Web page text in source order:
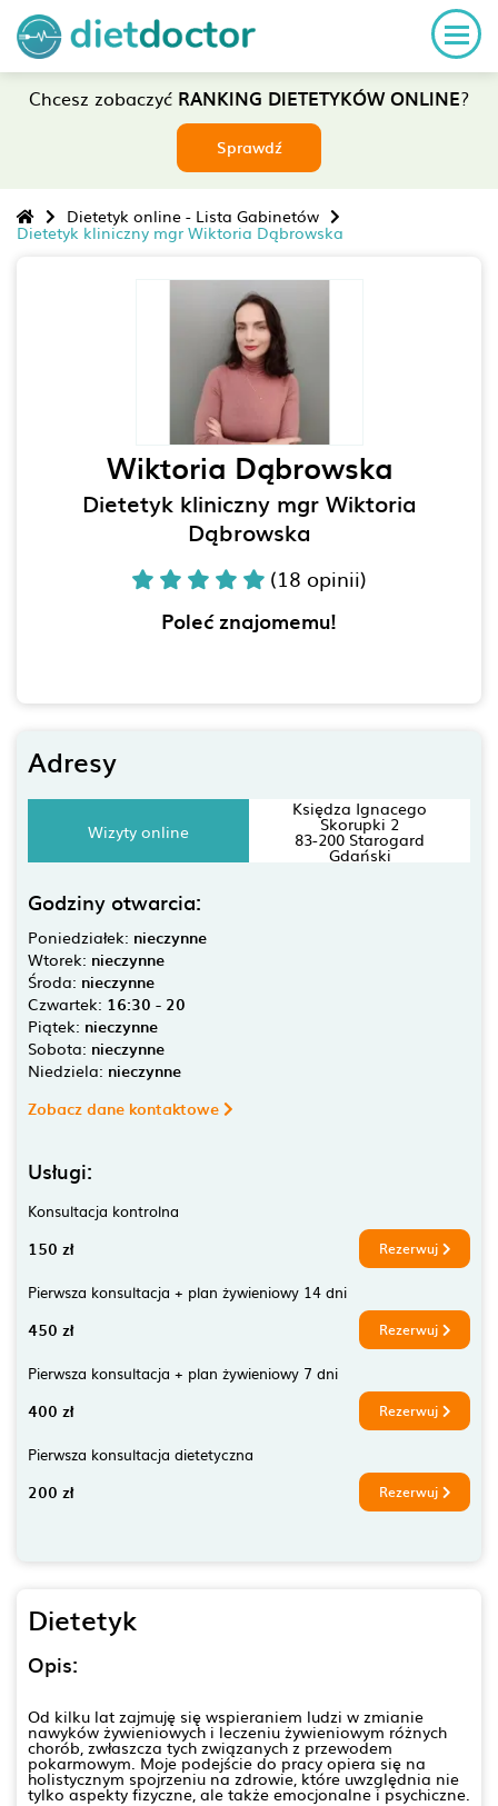
Chcesz zobaczyć RANKING DIETETYKÓW ONLINE?
Sprawdź
Dietetyk online - Lista Gabinetów
Dietetyk kliniczny mgr Wiktoria Dąbrowska
Wiktoria Dąbrowska
Dietetyk kliniczny mgr Wiktoria
Dąbrowska
(18 opinii)
Poleć znajomemu!
Adresy
Wizyty online
Księdza Ignacego
Skorupki 2
83-200 Starogard
Gdański
Godziny otwarcia:
Poniedziałek: nieczynne
Wtorek: nieczynne
Środa: nieczynne
Czwartek: 16:30 - 20
Piątek: nieczynne
Sobota: nieczynne
Niedziela: nieczynne
Zobacz dane kontaktowe
Usługi:
Konsultacja kontrolna
150 zł Rezerwuj
Pierwsza konsultacja + plan żywieniowy 14 dni
450 zł Rezerwuj
Pierwsza konsultacja + plan żywieniowy 7 dni
400 zł Rezerwuj
Pierwsza konsultacja dietetyczna
200 zł Rezerwuj
Dietetyk
Opis:
Od kilku lat zajmuję się wspieraniem ludzi w zmianie
nawyków żywieniowych i leczeniu żywieniowym różnych
chorób, zwłaszcza tych związanych z przewodem
pokarmowym. Moje podejście do pracy opiera się na
holistycznym spojrzeniu na zdrowie, które uwzględnia nie
tylko aspekty fizyczne, ale także emocjonalne i psychiczne.